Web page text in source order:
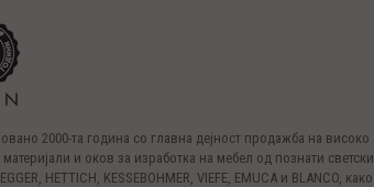
2000-та година со главна дејност продажба на високо
и оков за изработка на мебел од познати светски
HETTICH, KESSEBOHMER, VIEFE, EMUCA и BLANCO, како